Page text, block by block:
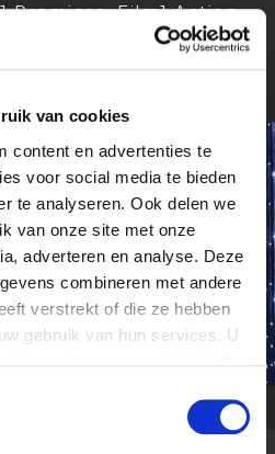
van cookies
content en advertenties te
voor social media te bieden
te analyseren. Ook delen we
van onze site met onze
adverteren en analyse. Deze
combineren met andere
verstrekt of die ze hebben
gebruik van hun services. U
Premiere, Film1 Action,
Family, CANAL+ Action